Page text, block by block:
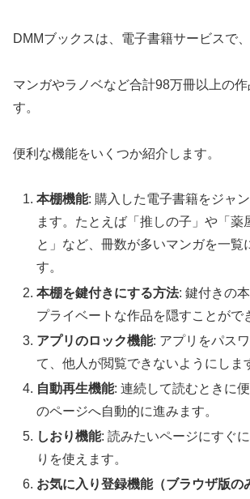
DMMブックスは、電子書籍サービスで、
マンガやラノベなど合計98万冊以上の作
す。
便利な機能をいくつか紹介します。
本棚機能: 購入した電子書籍をジャ
ます。たとえば「推しの子」や「薬
と」など、冊数が多いマンガを一覧
す。
本棚を鍵付きにする方法: 鍵付きの
プライベートな作品を隠すことがで
アプリのロック機能: アプリをパス
て、他人が閲覧できないようにしま
自動再生機能: 連続して読むときに
のページへ自動的に進みます。
しおり機能: 読みたいページにすぐ
りを使えます。
お気に入り登録機能（ブラウザ版の